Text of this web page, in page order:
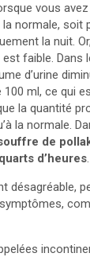
vous avez
la normale, soit
la nuit.
faible. Dans
d’urine
ml, ce qui
la quantité
la normale.
de
d’heures.
désagréable,